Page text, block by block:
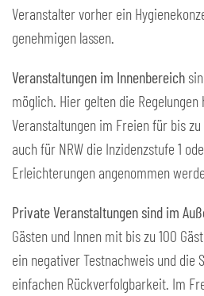
Veranstalter vorher ein
genehmigen lassen.
Veranstaltungen im Innenbereich
möglich. Hier gelten die
Veranstaltungen im Freien für bis zu
auch für NRW die Inzidenzstufe 1
Erleichterungen angenommen
Private Veranstaltungen sind im
Gästen und Innen mit bis zu 100
ein negativer Testnachweis und die
einfachen Rückverfolgbarkeit. Im